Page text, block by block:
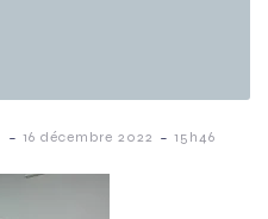
- 16 décembre 2022 - 15h46